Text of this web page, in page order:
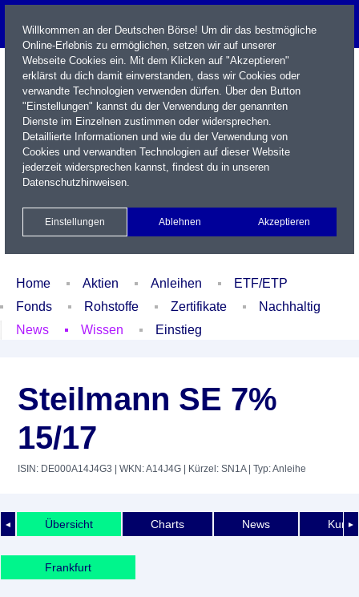
Name / WKN / ISIN / Kürzel
Xetra Realtime
Watchlist Portfolio Login
Home Aktien Anleihen
ETF/ETP
Fonds
Rohstoffe Zertifikate
Nachhaltig
News
Wissen Einstieg
Steilmann SE 7%
15/17
ISIN: DE000A14J4G3 | WKN: A14J4G | Kürzel: SN1A| Typ: Anleihe
◄ ►
Übersicht Charts News
Frankfurt
Willkommen an der Deutschen Börse! Um dir das bestmögliche
Online-Erlebnis zu ermöglichen, setzen wir auf unserer
Webseite Cookies ein. Mit dem Klicken auf "Akzeptieren"
erklärst du dich damit einverstanden, dass wir Cookies oder
verwandte Technologien verwenden dürfen. Über den Button
"Einstellungen" kannst du der Verwendung der genannten
Dienste im Einzelnen zustimmen oder widersprechen.
Detaillierte Informationen und wie du der Verwendung von
Cookies und verwandten Technologien auf dieser Website
jederzeit widersprechen kannst, findest du in unseren
Datenschutzhinweisen.
Einstellungen Ablehnen Akzeptieren